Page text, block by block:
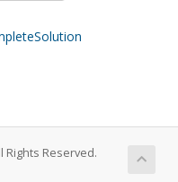
Rights Reserved.